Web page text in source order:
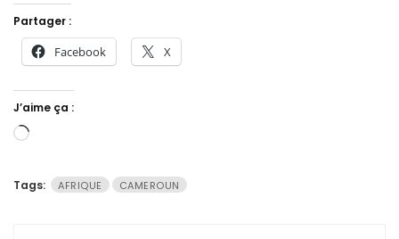
Partager :
Facebook X
J’aime ça :
Chargement…
Tags: AFRIQUE CAMEROUN